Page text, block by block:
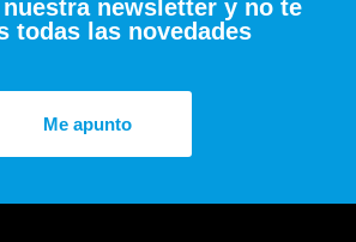
newsletter y no te
todas las novedades
Me apunto